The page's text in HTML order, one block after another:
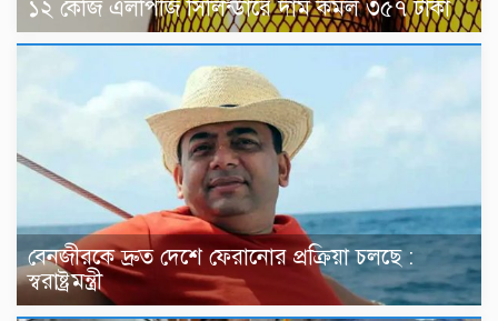
১২ কেজি এলপিজি সিলিন্ডারে দাম কমল ৩৫৭ টাকা
বেনজীরকে দ্রুত দেশে ফেরানোর প্রক্রিয়া চলছে :
স্বরাষ্ট্রমন্ত্রী